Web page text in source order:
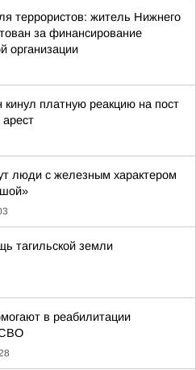
террористов: житель Нижнего
за финансирование
организации
кинул платную реакцию на пост
люди с железным характером
тагильской земли
в реабилитации
СВО